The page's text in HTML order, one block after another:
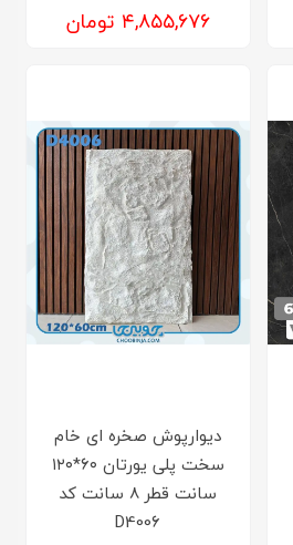
۴,۸۵۵,۶۷۶ تومان
دیوارپوش صخره ای خام
سخت پلی یورتان ۶۰*۱۲۰
سانت قطر 8 سانت کد
D4006